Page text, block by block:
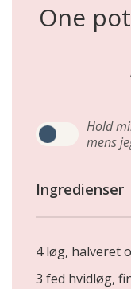
One
Hold
mens
Ingredienser
4 løg, halveret
3 fed hvidløg,